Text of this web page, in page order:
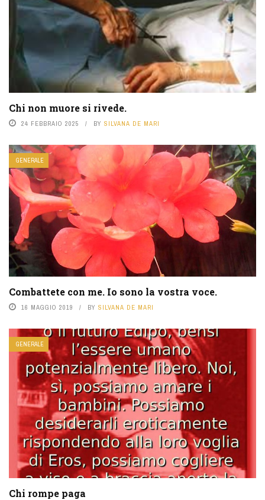
Chi non muore si rivede.
24 FEBBRAIO 2025 BY SILVANA DE MARI
GENERALE
Combattete con me. Io sono la vostra voce.
16 MAGGIO 2019 BY SILVANA DE MARI
GENERALE
Chi rompe paga